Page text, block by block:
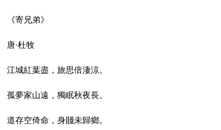
《寄兄弟》
唐·杜牧
江城紅葉盡，旅思倍淒涼。
孤夢家山遠，獨眠秋夜長。
道存空倚命，身賤未歸鄉。